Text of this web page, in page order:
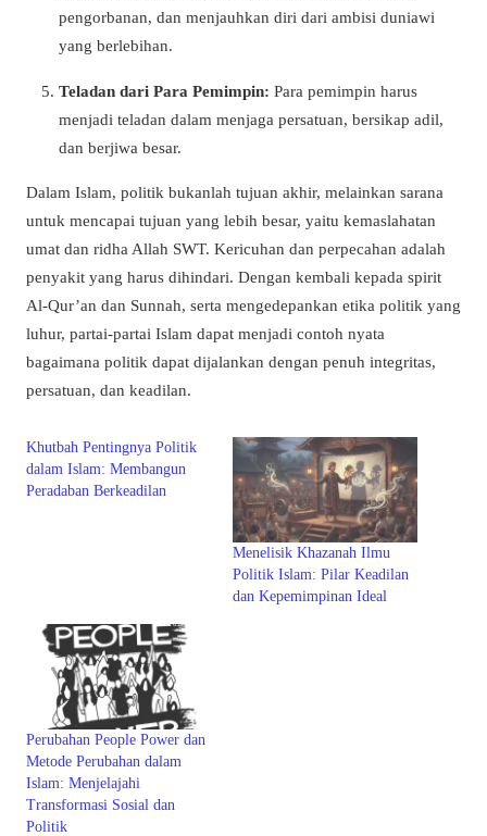
pengorbanan, dan menjauhkan diri dari ambisi duniawi
yang berlebihan.
Teladan dari Para Pemimpin: Para pemimpin harus
menjadi teladan dalam menjaga persatuan, bersikap adil,
dan berjiwa besar.
Dalam Islam, politik bukanlah tujuan akhir, melainkan sarana
untuk mencapai tujuan yang lebih besar, yaitu kemaslahatan
umat dan ridha Allah SWT. Kericuhan dan perpecahan adalah
penyakit yang harus dihindari. Dengan kembali kepada spirit
Al-Qur’an dan Sunnah, serta mengedepankan etika politik yang
luhur, partai-partai Islam dapat menjadi contoh nyata
bagaimana politik dapat dijalankan dengan penuh integritas,
persatuan, dan keadilan.
Khutbah Pentingnya Politik
dalam Islam: Membangun
Peradaban Berkeadilan
Menelisik Khazanah Ilmu
Politik Islam: Pilar Keadilan
dan Kepemimpinan Ideal
Perubahan People Power dan
Metode Perubahan dalam
Islam: Menjelajahi
Transformasi Sosial dan
Politik